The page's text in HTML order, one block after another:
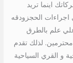
اينما تريد
اجراءات الحجزودقه
علم بالطرق
لذلك تقدم
و القري السياحية